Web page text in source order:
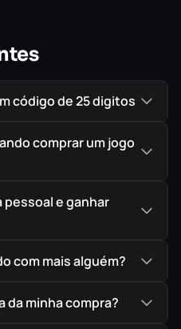
funcionalidades extras:
de batalhas
são ORIGINAIS comprados
Microsoft, garantindo
para seu jogo em
código de 25 digitos
comprar um jogo
pessoal e ganhar
com mais alguém?
da minha compra?